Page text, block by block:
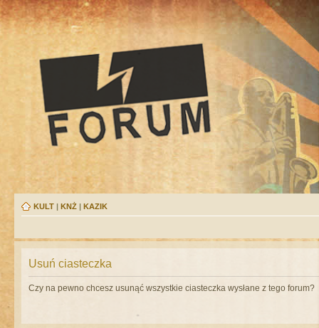
KULT | KNŻ | KAZIK
Usuń ciasteczka
Czy na pewno chcesz usunąć wszystkie ciasteczka wysłane z tego forum?